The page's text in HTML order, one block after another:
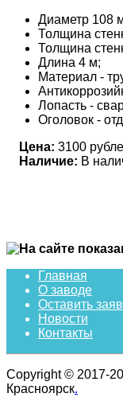
Диаметр 108
Толщина
Толщина
Длина 4 м;
Материал -
Лопасть -
Оголовок -
Цена: 3100
Наличие: В
Главная
О заводе
Оставить
Новости
Контакты
Copyright © 2017-
Красноярск.